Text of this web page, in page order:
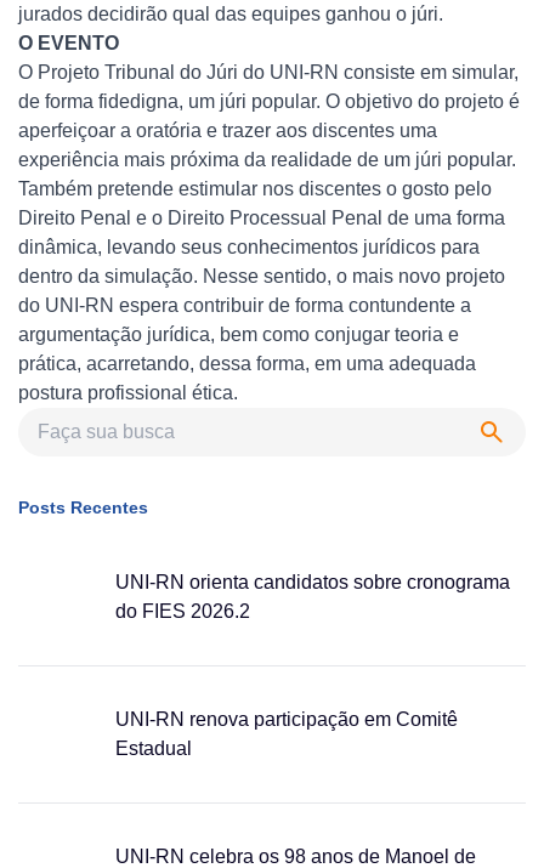
jurados decidirão qual das equipes ganhou o júri.
O EVENTO
O Projeto Tribunal do Júri do UNI-RN consiste em simular,
de forma fidedigna, um júri popular. O objetivo do projeto é
aperfeiçoar a oratória e trazer aos discentes uma
experiência mais próxima da realidade de um júri popular.
Também pretende estimular nos discentes o gosto pelo
Direito Penal e o Direito Processual Penal de uma forma
dinâmica, levando seus conhecimentos jurídicos para
dentro da simulação. Nesse sentido, o mais novo projeto
do UNI-RN espera contribuir de forma contundente a
argumentação jurídica, bem como conjugar teoria e
prática, acarretando, dessa forma, em uma adequada
postura profissional ética.
Posts Recentes
UNI-RN orienta candidatos sobre cronograma
do FIES 2026.2
UNI-RN renova participação em Comitê
Estadual
UNI-RN celebra os 98 anos de Manoel de